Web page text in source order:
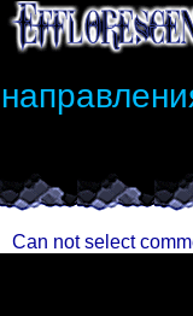
Can not select